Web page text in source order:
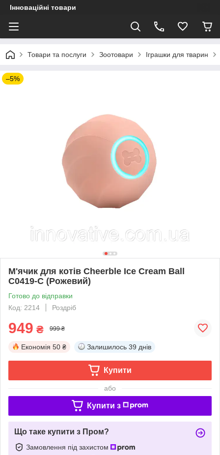
Інноваційні товари
Товари та послуги Зоотовари Іграшки для тварин
–5%
М'ячик для котів Cheerble Ice Cream Ball
C0419-C (Рожевий)
Готово до відправки
Код: 2214
Роздріб
949 ₴ 999 ₴
Економія 50 ₴ Залишилось 39 днів
Купити
або
Купити з
Що таке купити з Пром?
Замовлення під захистом